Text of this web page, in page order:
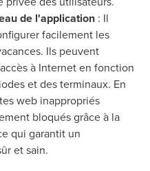
de l'application : Il
facilement les
Ils peuvent
à Internet en fonction
et des terminaux. En
web inappropriés
bloqués grâce à la
qui garantit un
et sain.